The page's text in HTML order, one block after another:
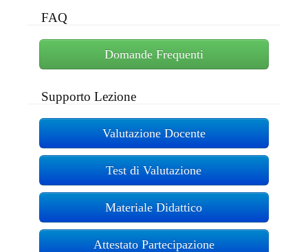
FAQ
Domande Frequenti
Supporto Lezione
Valutazione Docente
Test di Valutazione
Materiale Didattico
Attestato Partecipazione